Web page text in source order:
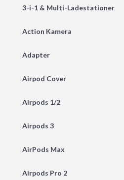
3-i-1 & Multi-Ladestationer
Action Kamera
Adapter
Airpod Cover
Airpods 1/2
Airpods 3
AirPods Max
Airpods Pro 2